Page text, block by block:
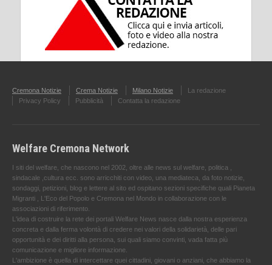
Cremona Notizie Crema Notizie Milano Notizie
La redazione
Privacy Policy
Pubblicità Contatta la redazione
Welfare Cremona Network
I siti del welfare, che nascono nel 2002, oltre alle news sul welfare, politica ,
sindacale ,cultura ecc. sono arricchiti con video, una mediateca, da foto notizie,
sondaggi, petizioni, blog e lettere al sito ed ospitano sezioni specifiche quali Pianeta
Migranti , L'Eco del Popolo e Cremona nel Mondo in collaborazione con le
associazioni di riferimento.
L'idea di costruire la rete dei portali Welfare News nasce dalla nostra esperienza
concreta e dalla ferma volontà di credere nei valori della solidarietà, delle pari
opportunità e dei diritti alla persona, sui quali siamo convinti, vada fatta più
comunicazione e migliore informazione.
L'ambizione è quella di intercettare quei cittadini, giovani o anziani, che abbiamo la